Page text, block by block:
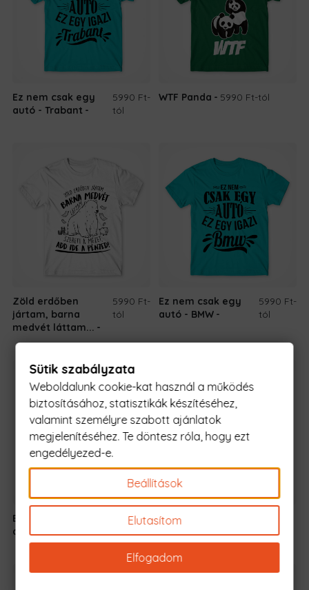
Ez nem csak egy
autó - Trabant
5990 Ft-
tól
WTF Panda 5990 Ft-tól
Zöld erdőben
jártam, barna
medvét láttam...
5990 Ft-
tól
Ez nem csak egy
autó - BMW
5990 Ft-
tól
Ez nem csak egy
autó - Lada
5990 Ft-
tól
Petőfi - lélek és
test
tól
Sütik szabályzata
Weboldalunk cookie-kat használ a működés
biztosításához, statisztikák készítéséhez,
valamint személyre szabott ajánlatok
megjelenítéséhez. Te döntesz róla, hogy ezt
engedélyezed-e.
Beállítások
Elutasítom
Elfogadom